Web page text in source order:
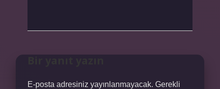
E-posta adresiniz yayınlanmayacak. Gerekli